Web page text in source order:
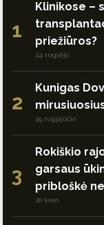
1
Klinikose –
priežiūros?
24 rugsėjo
2
Kunigas
29 rugpjūčio
3
Rokiškio
garsaus
pribloškė
20 kovo